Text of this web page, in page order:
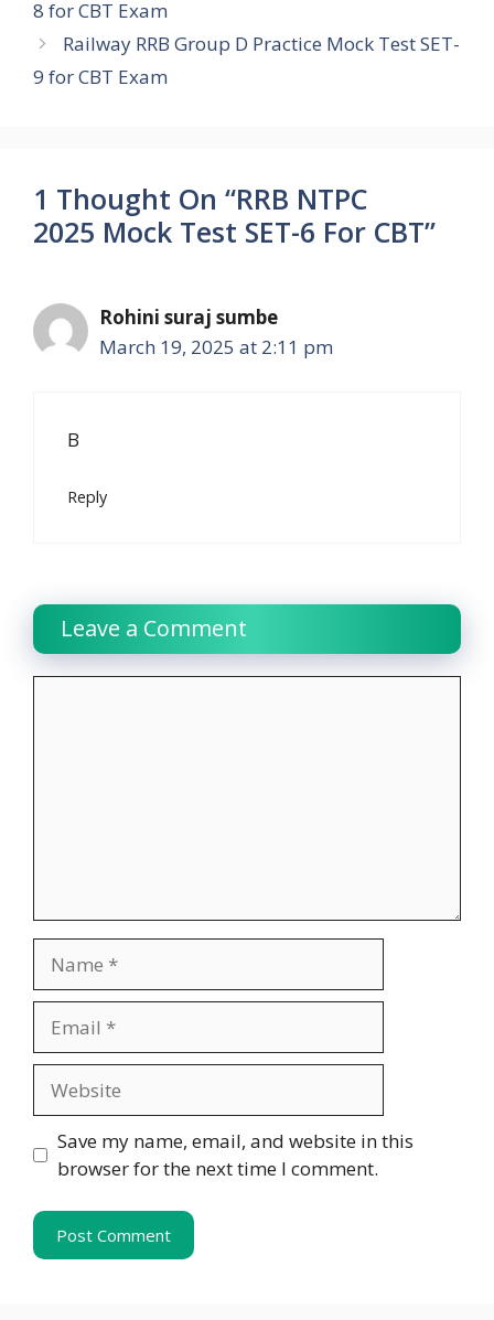
o
o
k
A
p
p
r
I
a
n
8 for CBT Exam
Railway RRB Group D Practice Mock Test SET-
9 for CBT Exam
1 Thought On “RRB NTPC
2025 Mock Test SET-6 For CBT”
Rohini suraj sumbe
March 19, 2025 at 2:11 pm
B
Reply
Leave a Comment
Save my name, email, and website in this
browser for the next time I comment.